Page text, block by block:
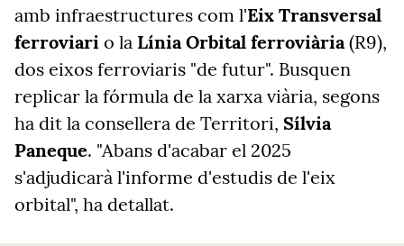
amb infraestructures com l'Eix Transversal
ferroviari o la Línia Orbital ferroviària(R9),
dos eixos ferroviaris "de futur". Busquen
replicar la fórmula de la xarxa viària, segons
ha dit la consellera de Territori, Sílvia
Paneque. "Abans d'acabar el 2025
s'adjudicarà l'informe d'estudis de l'eix
orbital", ha detallat.